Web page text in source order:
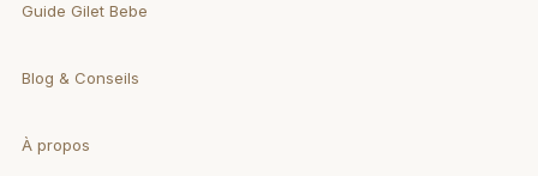
Guide Gilet Bebe
Blog & Conseils
À propos